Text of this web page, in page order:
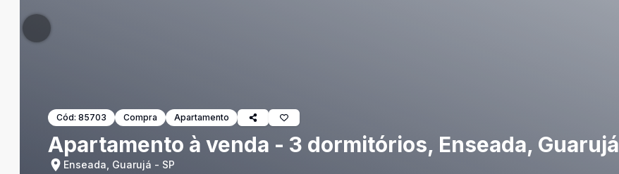
Cód: 85703 Compra Apartamento
Apartamento à venda - 3 dormitórios, Enseada, Guarujá
Enseada, Guarujá - SP